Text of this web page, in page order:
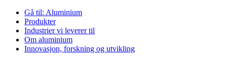
Gå til: Aluminium
Produkter
Industrier vi leverer til
Om aluminium
Innovasjon, forskning og utvikling